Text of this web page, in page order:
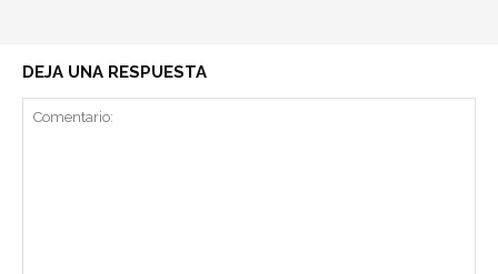
DEJA UNA RESPUESTA